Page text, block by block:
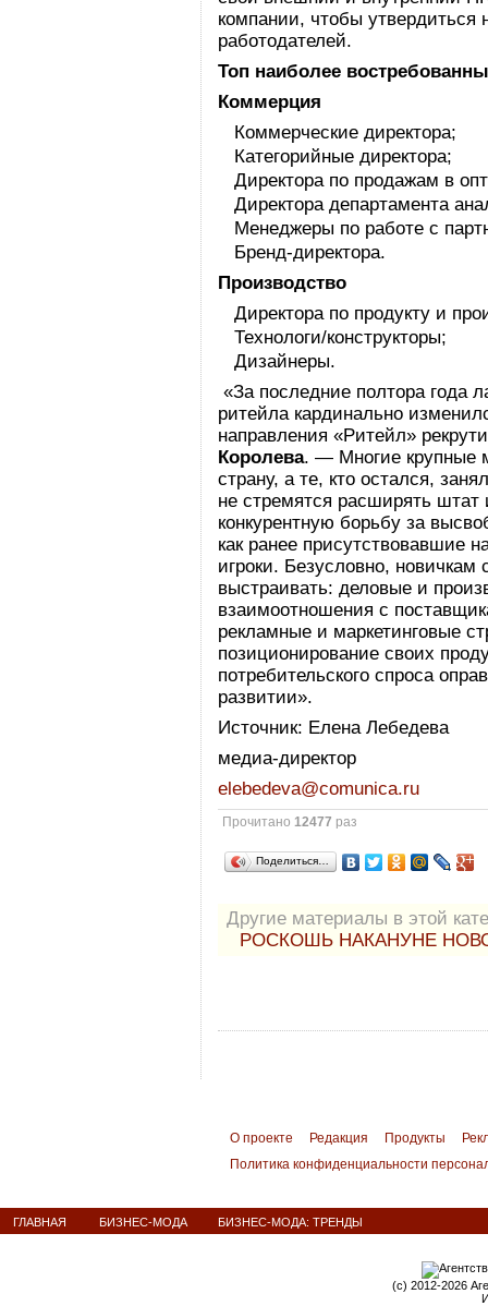
компании, чтобы
работодателей.
Топ наиболее
Коммерция
Коммерческие директора;
Категорийные директора;
Директора по продажам в
Директора департамента
Менеджеры по работе с
Бренд-директора.
Производство
Директора по продукту и
Технологи/конструкторы;
Дизайнеры.
«За последние полтора года
ритейла кардинально
направления «Ритейл»
Королева. — Многие крупные
страну, а те, кто остался,
не стремятся расширять штат
конкурентную борьбу за
как ранее присутствовавшие
игроки. Безусловно,
выстраивать: деловые и
взаимоотношения с
рекламные и маркетинговые
позиционирование своих
потребительского спроса
развитии».
Источник: Елена Лебедева
медиа-директор
elebedeva@comunica.ru
Прочитано12477 раз
Поделиться…
Другие материалы в этой
РОСКОШЬ НАКАНУНЕ
О проекте Редакция Продукты
Политика конфиденциальности
ГЛАВНАЯ БИЗНЕС-МОДА БИЗНЕС-МОДА: ТРЕНДЫ
(c) 2012-2026